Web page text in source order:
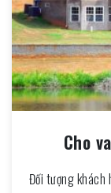
Cho
Đối tượng khách